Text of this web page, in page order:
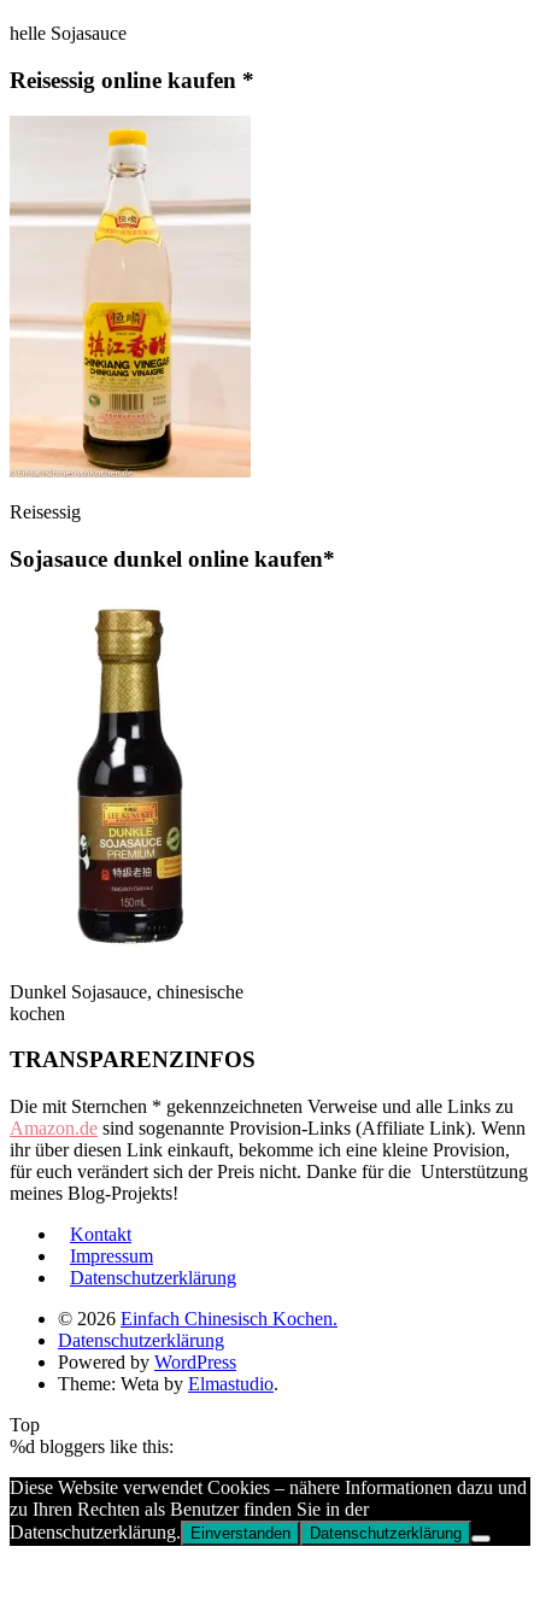
helle Sojasauce
Reisessig online kaufen *
Reisessig
Sojasauce dunkel online kaufen*
Dunkel Sojasauce, chinesische
kochen
TRANSPARENZINFOS
Die mit Sternchen * gekennzeichneten Verweise und alle Links zu
Amazon.de sind sogenannte Provision-Links (Affiliate Link). Wenn
ihr über diesen Link einkauft, bekomme ich eine kleine Provision,
für euch verändert sich der Preis nicht. Danke für die Unterstützung
meines Blog-Projekts!
Kontakt
Impressum
Datenschutzerklärung
© 2026 Einfach Chinesisch Kochen.
Datenschutzerklärung
Powered by WordPress
Theme: Weta by Elmastudio.
Top
%d bloggers like this:
Diese Website verwendet Cookies – nähere Informationen dazu und
zu Ihren Rechten als Benutzer finden Sie in der
Datenschutzerklärung.
Einverstanden Datenschutzerklärung